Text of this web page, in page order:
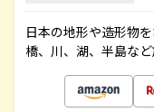
日本の地形や造形物
橋、川、湖、半島な